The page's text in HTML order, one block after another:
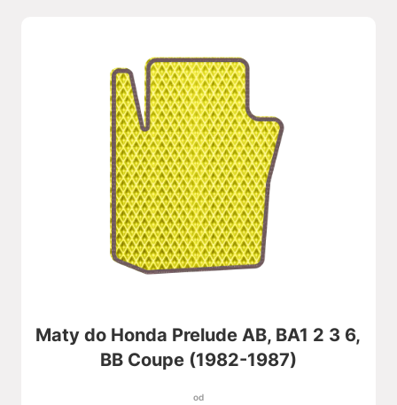
Maty do Honda Prelude AB, BA1 2 3 6,
BB Coupe (1982-1987)
od